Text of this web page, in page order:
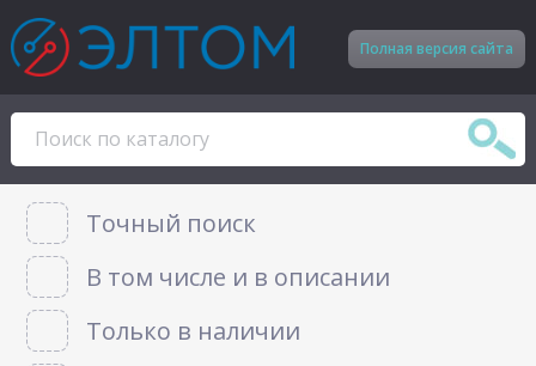
Полная версия сайта
Точный поиск
В том числе и в описании
Только в наличии